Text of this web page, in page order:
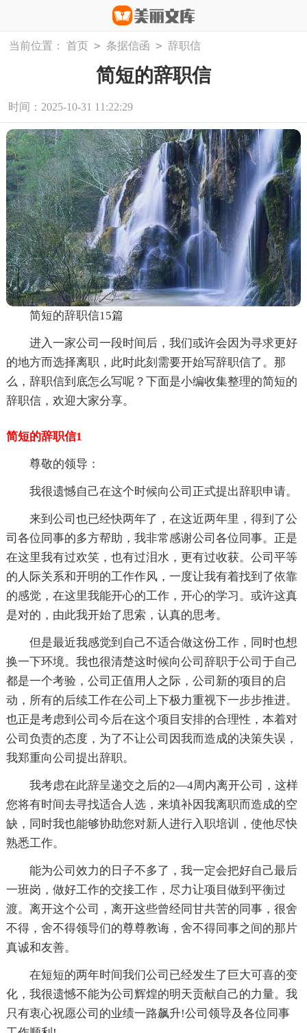
当前位置： 首页 > 条据信函 > 辞职信
简短的辞职信
时间：2025-10-31 11:22:29
简短的辞职信15篇
进入一家公司一段时间后，我们或许会因为寻求更好
的地方而选择离职，此时此刻需要开始写辞职信了。那
么，辞职信到底怎么写呢？下面是小编收集整理的简短的
辞职信，欢迎大家分享。
简短的辞职信1
尊敬的领导：
我很遗憾自己在这个时候向公司正式提出辞职申请。
来到公司也已经快两年了，在这近两年里，得到了公
司各位同事的多方帮助，我非常感谢公司各位同事。正是
在这里我有过欢笑，也有过泪水，更有过收获。公司平等
的人际关系和开明的工作作风，一度让我有着找到了依靠
的感觉，在这里我能开心的工作，开心的学习。或许这真
是对的，由此我开始了思索，认真的思考。
但是最近我感觉到自己不适合做这份工作，同时也想
换一下环境。我也很清楚这时候向公司辞职于公司于自己
都是一个考验，公司正值用人之际，公司新的项目的启
动，所有的后续工作在公司上下极力重视下一步步推进。
也正是考虑到公司今后在这个项目安排的合理性，本着对
公司负责的态度，为了不让公司因我而造成的决策失误，
我郑重向公司提出辞职。
我考虑在此辞呈递交之后的2—4周内离开公司，这样
您将有时间去寻找适合人选，来填补因我离职而造成的空
缺，同时我也能够协助您对新人进行入职培训，使他尽快
熟悉工作。
能为公司效力的日子不多了，我一定会把好自己最后
一班岗，做好工作的交接工作，尽力让项目做到平衡过
渡。离开这个公司，离开这些曾经同甘共苦的同事，很舍
不得，舍不得领导们的尊尊教诲，舍不得同事之间的那片
真诚和友善。
在短短的两年时间我们公司已经发生了巨大可喜的变
化，我很遗憾不能为公司辉煌的明天贡献自己的力量。我
只有衷心祝愿公司的业绩一路飙升!公司领导及各位同事